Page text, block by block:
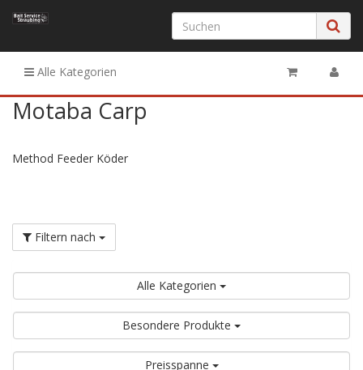
Alle Kategorien
Motaba Carp
Method Feeder Köder
Filtern nach
Alle Kategorien
Besondere Produkte
Preisspanne